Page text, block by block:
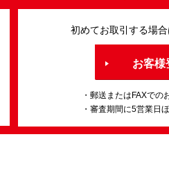
初めてお取引する場
お客様
・郵送またはFAXで
・審査期間に5営業日